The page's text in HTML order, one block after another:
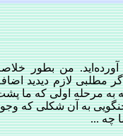
من بطور
لازم دیدید
به مرحله اولی که ما
به آن شکلی که
چه ...